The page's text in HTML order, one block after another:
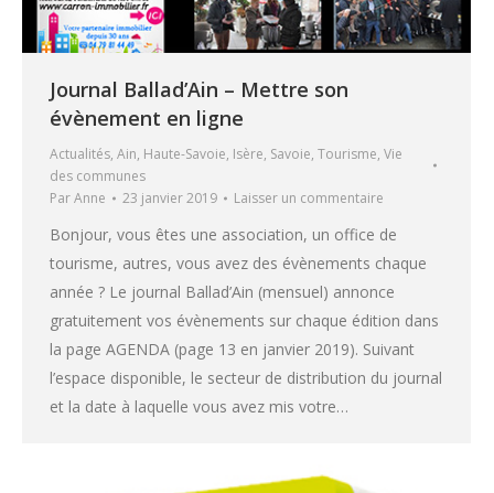
Journal Ballad’Ain – Mettre son
évènement en ligne
Actualités, Ain, Haute-Savoie, Isère, Savoie, Tourisme, Vie
des communes
ParAnne 23 janvier 2019 Laisser un commentaire
Bonjour, vous êtes une association, un office de
tourisme, autres, vous avez des évènements chaque
année ? Le journal Ballad’Ain (mensuel) annonce
gratuitement vos évènements sur chaque édition dans
la page AGENDA (page 13 en janvier 2019). Suivant
l’espace disponible, le secteur de distribution du journal
et la date à laquelle vous avez mis votre…